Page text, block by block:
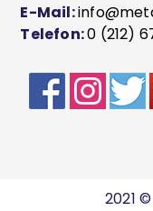
E-Mail:
Telefon:0 (212)
2021